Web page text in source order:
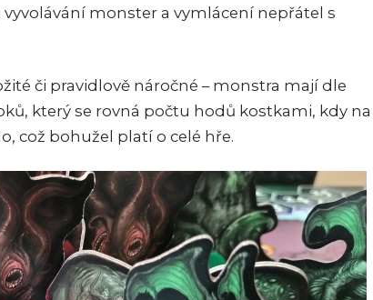
monster a vymlácení nepřátel s
či pravidlově náročné – monstra mají dle
který se rovná počtu hodů kostkami, kdy na
což bohužel platí o celé hře.